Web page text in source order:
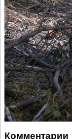
Комментарии